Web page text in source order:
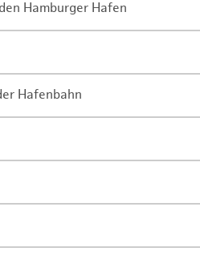
Hamburger Hafen
Hafenbahn